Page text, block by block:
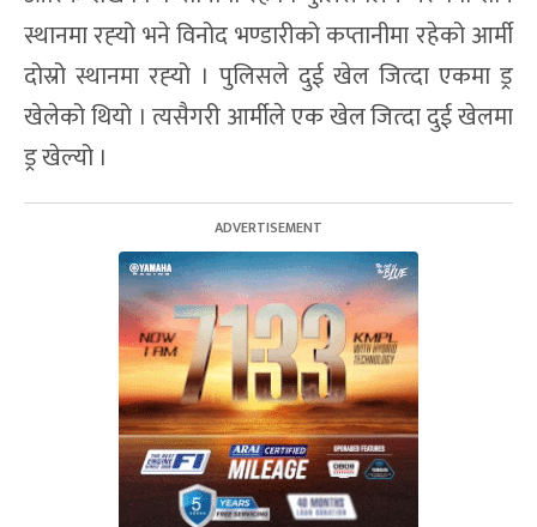
स्थानमा रह्‍यो भने विनोद भण्डारीको कप्तानीमा रहेको आर्मी
दोस्रो स्थानमा रह्‍यो । पुलिसले दुई खेल जित्दा एकमा ड्र
खेलेको थियो । त्यसैगरी आर्मीले एक खेल जित्दा दुई खेलमा
ड्र खेल्यो ।